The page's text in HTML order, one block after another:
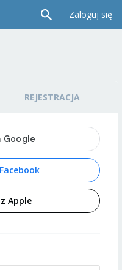
Zaloguj się
REJESTRACJA
Apple